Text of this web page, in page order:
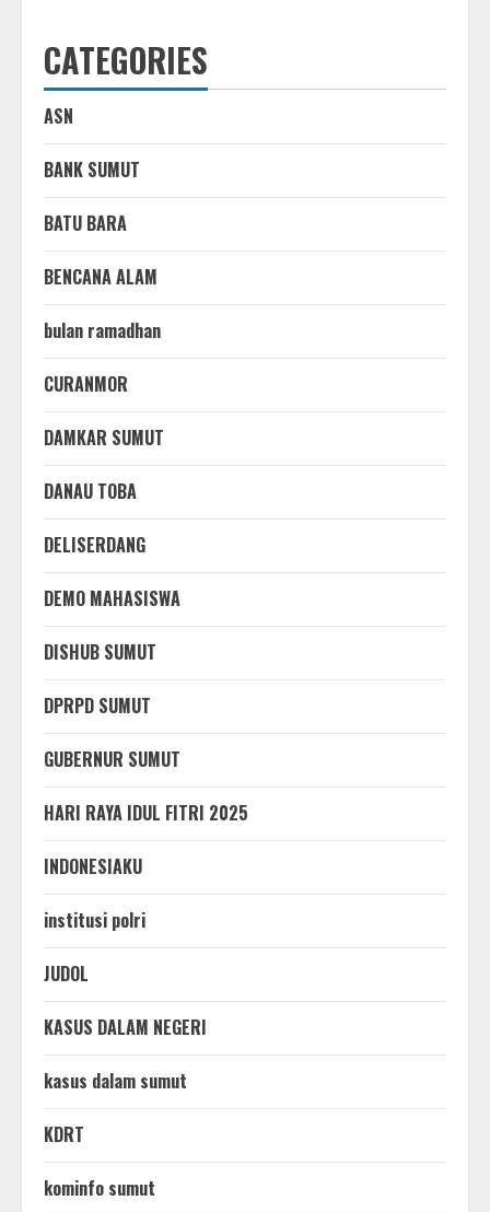
CATEGORIES
ASN
BANK SUMUT
BATU BARA
BENCANA ALAM
bulan ramadhan
CURANMOR
DAMKAR SUMUT
DANAU TOBA
DELISERDANG
DEMO MAHASISWA
DISHUB SUMUT
DPRPD SUMUT
GUBERNUR SUMUT
HARI RAYA IDUL FITRI 2025
INDONESIAKU
institusi polri
JUDOL
KASUS DALAM NEGERI
kasus dalam sumut
KDRT
kominfo sumut